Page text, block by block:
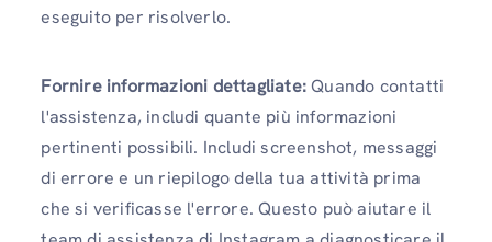
eseguito per risolverlo.
Fornire informazioni dettagliate:Quando contatti
l'assistenza, includi quante più informazioni
pertinenti possibili. Includi screenshot, messaggi
di errore e un riepilogo della tua attività prima
che si verificasse l'errore. Questo può aiutare il